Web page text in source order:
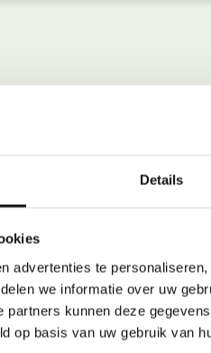
Details
advertenties te
we informatie over uw
partners kunnen deze
op basis van uw gebruik van